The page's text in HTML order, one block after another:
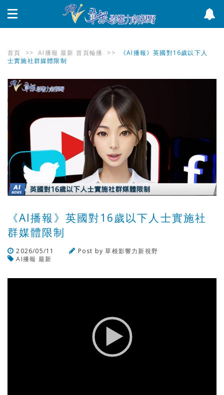
首頁 >> AI播報 最新 首頁輪播 >>
《AI播報》英國對16歲以下人
士實施社群媒體限制
《AI播報》英國對16歲以下人士實施社
群媒體限制
2026/05/11 Post by草根影響力新視野
AI播報 最新